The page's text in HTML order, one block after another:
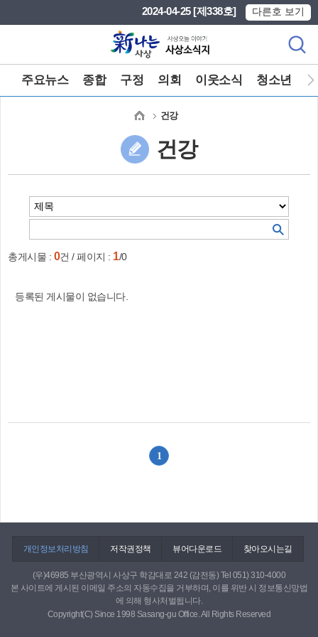
2024-04-25 [제338호] 다른호 보기
주요뉴스 종합 구정 의회 이웃소식 청소년
건강
건강
총게시물 : 0건 / 페이지 : 1/0
등록된 게시물이 없습니다.
1
개인정보처리방침 저작권정책 뷰어다운로드 찾아오시는길
(우)46985 부산광역시 사상구 학감대로 242 (감전동) Tel 051) 310-4000
본 사이트에 게시된 이메일 주소의 자동수집을 거부하며, 이를 위반 시 정보통신망법
에 의해 형사처벌됩니다.
Copyright(C) Since 1998 Sasang-gu Office. All Rights Reserved